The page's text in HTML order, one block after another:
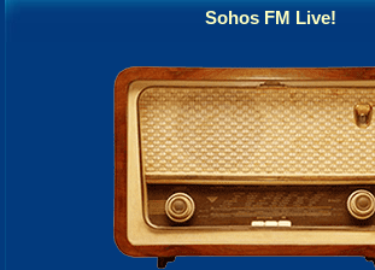
Sohos FM Live!